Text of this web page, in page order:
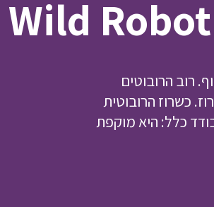
רוב הרובוטים
כשרוז הרובוטית
כלל: היא מוקפת